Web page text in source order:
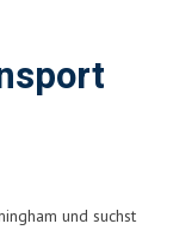
und suchst